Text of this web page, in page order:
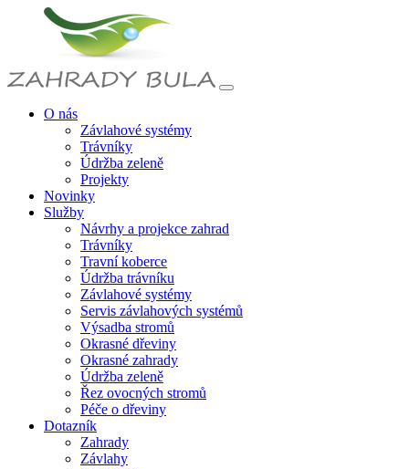
O nás
Závlahové systémy
Trávníky
Údržba zeleně
Projekty
Novinky
Služby
Návrhy a projekce zahrad
Trávníky
Travní koberce
Údržba trávníku
Závlahové systémy
Servis závlahových systémů
Výsadba stromů
Okrasné dřeviny
Okrasné zahrady
Údržba zeleně
Řez ovocných stromů
Péče o dřeviny
Dotazník
Zahrady
Závlahy